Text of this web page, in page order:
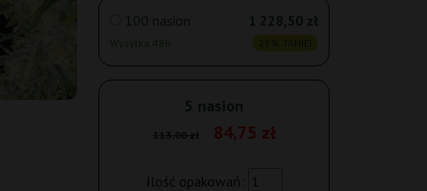
100 nasion
Wysyłka 48h
1 228,50 zł
5 nasion
113,00 zł 84,75 zł
Ilość opakowań: